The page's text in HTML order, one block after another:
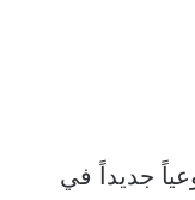
جديداً في